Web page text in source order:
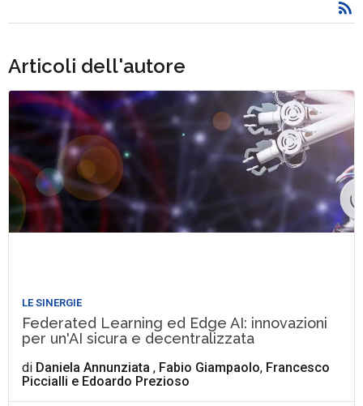
Articoli dell'autore
LE SINERGIE
Federated Learning ed Edge AI: innovazioni
per un'AI sicura e decentralizzata
di Daniela Annunziata, Fabio Giampaolo, Francesco
Piccialli e Edoardo Prezioso